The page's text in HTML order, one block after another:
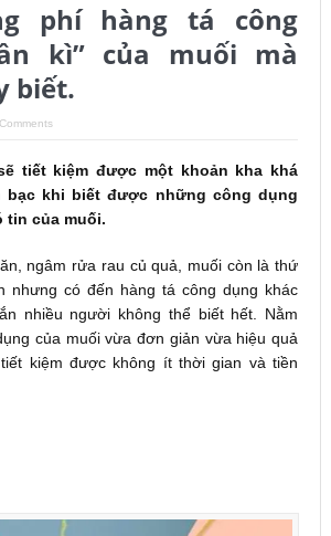
phí hàng tá công
kì” của muối mà
biết.
tiết kiệm được một khoản kha khá
bạc khi biết được những công dụng
tin của muối.
ngâm rửa rau củ quả, muối còn là thứ
nhưng có đến hàng tá công dụng khác
nhiều người không thể biết hết. Nằm
của muối vừa đơn giản vừa hiệu quả
kiệm được không ít thời gian và tiền